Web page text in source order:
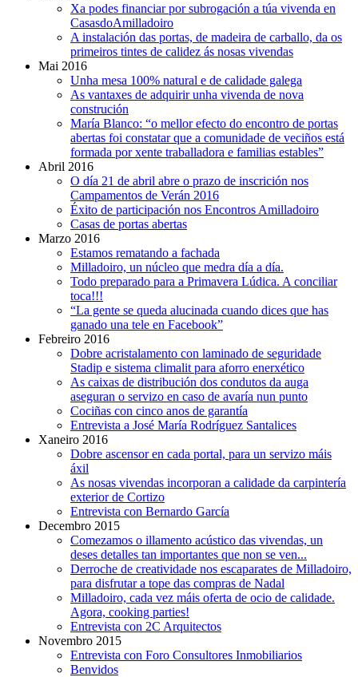
Xa podes financiar por subrogación a túa vivenda en
CasasdoAmilladoiro
A instalación das portas, de madeira de carballo, da os
primeiros tintes de calidez ás nosas vivendas
Mai 2016
Unha mesa 100% natural e de calidade galega
As vantaxes de adquirir unha vivenda de nova
construción
María Blanco: “o mellor efecto do encontro de portas
abertas foi constatar que a comunidade de veciños está
formada por xente traballadora e familias estables”
Abril 2016
O día 21 de abril abre o prazo de inscrición nos
Campamentos de Verán 2016
Éxito de participación nos Encontros Amilladoiro
Casas de portas abertas
Marzo 2016
Estamos rematando a fachada
Milladoiro, un núcleo que medra día a día.
Todo preparado para a Primavera Lúdica. A conciliar
toca!!!
“La gente se queda alucinada cuando dices que has
ganado una tele en Facebook”
Febreiro 2016
Dobre acristalamento con laminado de seguridade
Stadip e sistema climalit para aforro enerxético
As caixas de distribución dos condutos da auga
aseguran o servizo en caso de avaría nun punto
Cociñas con cinco anos de garantía
Entrevista a José María Rodríguez Santalices
Xaneiro 2016
Dobre ascensor en cada portal, para un servizo máis
áxil
As nosas vivendas incorporan a calidade da carpintería
exterior de Cortizo
Entrevista con Bernardo García
Decembro 2015
Comezamos o illamento acústico das vivendas, un
deses detalles tan importantes que non se ven...
Derroche de creatividade nos escaparates de Milladoiro,
para disfrutar a tope das compras de Nadal
Milladoiro, cada vez máis oferta de ocio de calidade.
Agora, cooking parties!
Entrevista con 2C Arquitectos
Novembro 2015
Entrevista con Foro Consultores Inmobiliarios
Benvidos